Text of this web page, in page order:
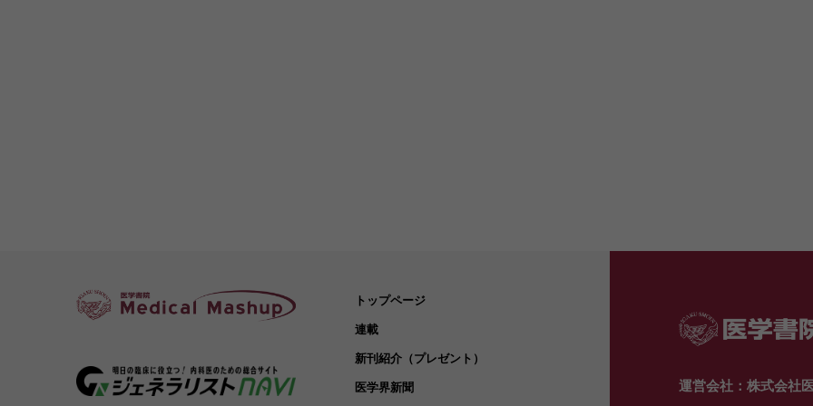
トップページ
連載
新刊紹介（プレゼント）
医学界新聞
運営会社：株式会社